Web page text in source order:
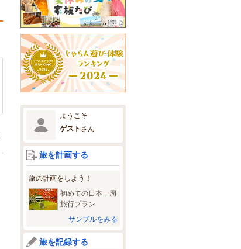
ようこそ
ゲスト さん
旅を計画する
旅の計画をしよう！
初めての日本一周
旅行プラン
サンプルをみる
旅を記録する